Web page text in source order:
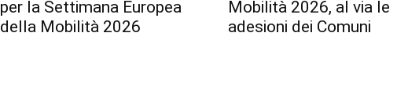
per la Settimana Europea
della Mobilità 2026
Mobilità 2026, al via le
adesioni dei Comuni